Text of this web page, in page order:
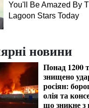
You'll Be Amazed By
Lagoon Stars Today
новини
Понад 1200
знищено
росіян:
олія та
що зникне з